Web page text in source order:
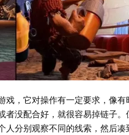
，它对操作有一定要求，像有
没配合好，就很容易掉链子
分别观察不同的线索，然后